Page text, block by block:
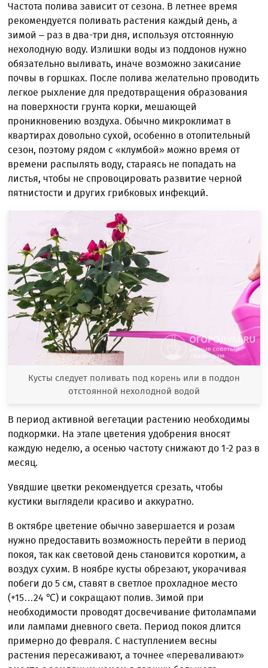
Частота полива зависит от сезона. В летнее время
рекомендуется поливать растения каждый день, а
зимой – раз в два-три дня, используя отстоянную
нехолодную воду. Излишки воды из поддонов нужно
обязательно выливать, иначе возможно закисание
почвы в горшках. После полива желательно проводить
легкое рыхление для предотвращения образования
на поверхности грунта корки, мешающей
проникновению воздуха. Обычно микроклимат в
квартирах довольно сухой, особенно в отопительный
сезон, поэтому рядом с «клумбой» можно время от
времени распылять воду, стараясь не попадать на
листья, чтобы не спровоцировать развитие черной
пятнистости и других грибковых инфекций.
Кусты следует поливать под корень или в поддон
отстоянной нехолодной водой
В период активной вегетации растению необходимы
подкормки. На этапе цветения удобрения вносят
каждую неделю, а осенью частоту снижают до 1-2 раз в
месяц.
Увядшие цветки рекомендуется срезать, чтобы
кустики выглядели красиво и аккуратно.
В октябре цветение обычно завершается и розам
нужно предоставить возможность перейти в период
покоя, так как световой день становится коротким, а
воздух сухим. В ноябре кусты обрезают, укорачивая
побеги до 5 см, ставят в светлое прохладное место
(+15…24 ℃) и сокращают полив. Зимой при
необходимости проводят досвечивание фитолампами
или лампами дневного света. Период покоя длится
примерно до февраля. С наступлением весны
растения пересаживают, а точнее «переваливают»